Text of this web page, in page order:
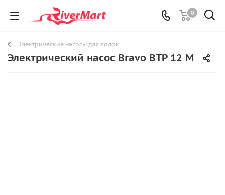
0
Электрические насосы для лодок
Электрический насос Bravo BТP 12 М